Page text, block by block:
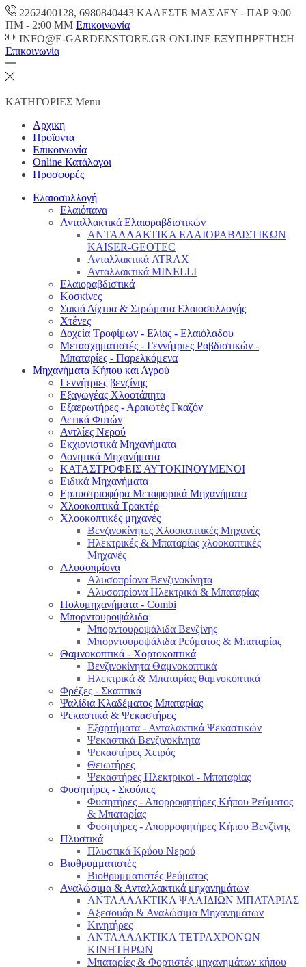
2262400128, 6980840443 ΚΑΛΕΣΤΕ ΜΑΣ ΔΕΥ - ΠΑΡ 9:00
ΠM - 2:00 ΜΜ Επικοινωνία
INFO@E-GARDENSTORE.GR ONLINE ΕΞΥΠΗΡΕΤΗΣH
Επικοινωνία
ΚΑΤΗΓΟΡΙΕΣ Menu
Αρχικη
Προϊοντα
Επικοινωνία
Online Κατάλογοι
Προσφορές
Ελαιοσυλλογή
Ελαιόπανα
Ανταλλακτικά Ελαιοραβδιστικών
ΑΝΤΑΛΛΑΚΤΙΚΑ ΕΛΑΙΟΡΑΒΔΙΣΤΙΚΩΝ
KAISER-GEOTEC
Ανταλλακτικά ATRAX
Ανταλλακτικά MINELLI
Ελαιοραβδιστικά
Κοσκίνες
Σακιά Δίχτυα & Στρώματα Ελαιοσυλλογής
Χτένες
Δοχεία Τροφίμων - Ελίας - Ελαιόλαδου
Μετασχηματιστές - Γεννήτριες Ραβδιστικών -
Μπαταρίες - Παρελκόμενα
Μηχανήματα Κήπου και Αγρού
Γεννήτριες βενζίνης
Εξαγωγέας Χλοοτάπητα
Εξαερωτήρες - Αραιωτές Γκαζόν
Δετικά Φυτών
Αντλίες Νερού
Εκχιονιστικά Μηχανήματα
Δονητικά Μηχανήματα
ΚΑΤΑΣΤΡΟΦΕΙΣ ΑΥΤΟΚΙΝΟΥΜΕΝΟΙ
Ειδικά Μηχανήματα
Eρπυστριοφόρα Μεταφορικά Μηχανήματα
Χλοοκοπτικά Τρακτέρ
Χλοοκοπτικές μηχανές
Βενζινοκίνητες Χλοοκοπτικές Μηχανές
Ηλεκτρικές & Μπαταρίας χλοοκοπτικές
Μηχανές
Αλυσοπρίονα
Αλυσοπρίονα Βενζινοκίνητα
Αλυσοπρίονα Ηλεκτρικά & Μπαταρίας
Πολυμηχανήματα - Combi
Μπορντουροψάλιδα
Μπορντουροψάλιδα Βενζίνης
Μπορντουροψάλιδα Ρεύματος & Μπαταρίας
Θαμνοκοπτικά - Χορτοκοπτικά
Βενζινοκίνητα Θαμνοκοπτικά
Ηλεκτρικά & Μπαταρίας θαμνοκοπτικά
Φρέζες - Σκαπτικά
Ψαλίδια Κλαδέματος Μπαταρίας
Ψεκαστικά & Ψεκαστήρες
Εξαρτήματα - Ανταλακτικά Ψεκαστικών
Ψεκαστικά Βενζινοκίνητα
Ψεκαστήρες Χειρός
Θειωτήρες
Ψεκαστήρες Ηλεκτρικοί - Μπαταρίας
Φυσητήρες - Σκούπες
Φυσητήρες - Απορροφητήρες Κήπου Ρεύματος
& Μπαταρίας
Φυσητήρες - Απορροφητήρες Κήπου Βενζίνης
Πλυστικά
Πλυστικά Κρύου Νερού
Βιοθρυμματιστές
Βιοθρυμματιστές Ρεύματος
Αναλώσιμα & Ανταλλακτικά μηχανημάτων
ΑΝΤΑΛΛΑΚΤΙΚΑ ΨΑΛΙΔΙΩΝ ΜΠΑΤΑΡΙAΣ
Αξεσουάρ & Αναλώσιμα Μηχανημάτων
Κινητήρες
ΑΝΤΑΛΛΑΚΤΙΚΑ ΤΕΤΡΑΧΡΟΝΩΝ
ΚΙΝΗΤΗΡΩΝ
Μπαταρίες & Φορτιστές μηχανημάτων κήπου